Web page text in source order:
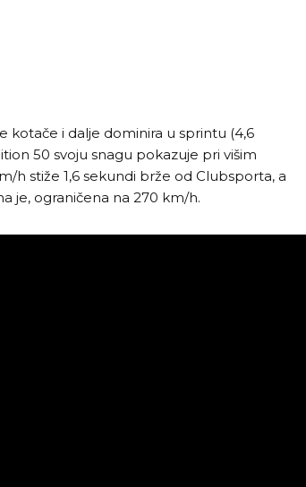
kotače i dalje dominira u sprintu (4,6
50 svoju snagu pokazuje pri višim
h stiže 1,6 sekundi brže od Clubsporta, a
je, ograničena na 270 km/h.